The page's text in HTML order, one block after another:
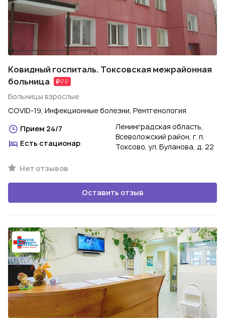
Ковидный госпиталь. Токсовская межрайонная
больница
Больницы взрослые
COVID-19, Инфекционные болезни, Рентгенология
Прием 24/7
Есть стационар
Ленинградская область,
Всеволожский район, г. п.
Токсово, ул. Буланова, д. 22
Нет отзывов
Оставить отзыв